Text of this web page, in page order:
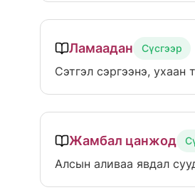
Ламаадан Сүсгээр
Сэтгэл сэргээнэ, ухаан
Жамбал цанжод
Алсын аливаа явдал